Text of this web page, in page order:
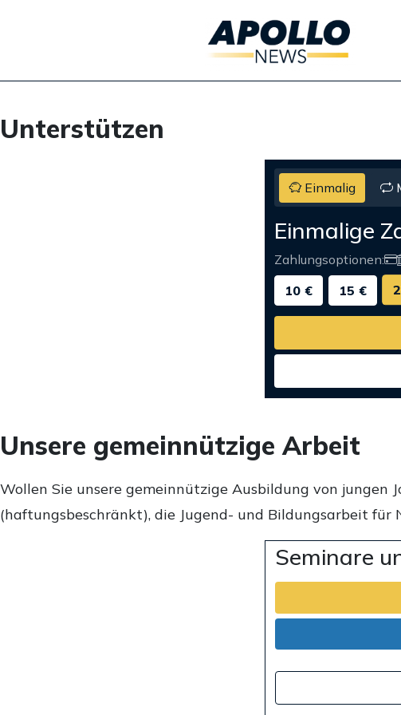
Unterstützen
Einmalig
Einmalige
Zahlungsoptionen:
10 €
15 €
Unsere gemeinnützige Arbeit
Wollen Sie unsere gemeinnützige Ausbildung von jungen
(haftungsbeschränkt), die Jugend- und Bildungsarbeit für
Seminare